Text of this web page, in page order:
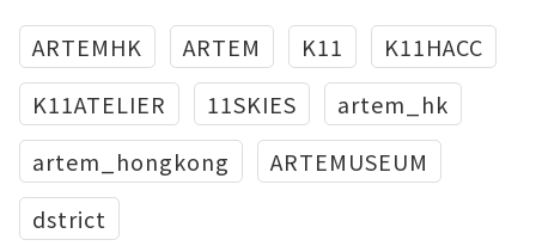
ARTEMHK ARTEM K11
K11HACC
K11ATELIER
11SKIES
artem_hk
artem_hongkong
ARTEMUSEUM
dstrict